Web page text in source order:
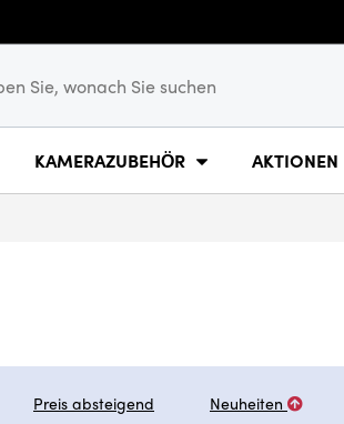
KAMERAZUBEHÖR AKTIONEN
Preis absteigend Neuheiten